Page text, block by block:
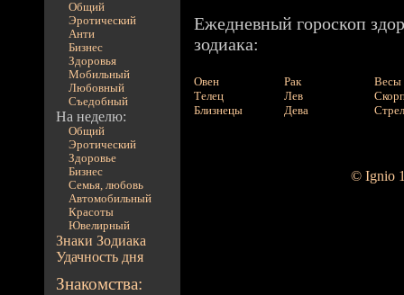
Общий
Эротический
Анти
Бизнес
Здоровья
Мобильный
Любовный
Съедобный
На неделю:
Общий
Эротический
Здоровье
Бизнес
Семья, любовь
Автомобильный
Красоты
Ювелирный
Знаки Зодиака
Удачность дня
Знакомства:
Ежедневный гороскоп
зодиака:
Овен
Телец
Близнецы
Рак
Лев
Дева
Весы
© Ignio